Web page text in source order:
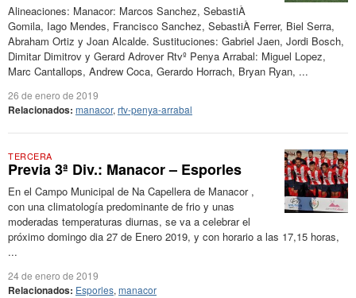
Alineaciones: Manacor: Marcos Sanchez, SebastiÀ
Gomila, Iago Mendes, Francisco Sanchez, SebastiÀ Ferrer, Biel Serra,
Abraham Ortiz y Joan Alcalde. Sustituciones: Gabriel Jaen, Jordi Bosch,
Dimitar Dimitrov y Gerard Adrover Rtvº Penya Arrabal: Miguel Lopez,
Marc Cantallops, Andrew Coca, Gerardo Horrach, Bryan Ryan, ...
26 de enero de 2019
Relacionados: manacor, rtv-penya-arrabal
TERCERA
Previa 3ª Div.: Manacor – Esporles
En el Campo Municipal de Na Capellera de Manacor ,
con una climatología predominante de frio y unas
moderadas temperaturas diurnas, se va a celebrar el
próximo domingo dia 27 de Enero 2019, y con horario a las 17,15 horas,
...
24 de enero de 2019
Relacionados: Esporles, manacor